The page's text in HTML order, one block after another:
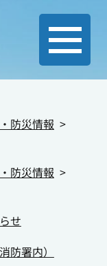
防災情報
防災情報
せ
防署内）